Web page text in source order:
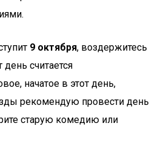
9 октября, воздержитесь
считается
начатое в этот день,
рекомендую провести день
старую комедию или